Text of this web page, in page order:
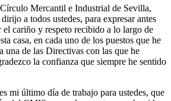
Mercantil e Industrial de Sevilla,
a todos ustedes, para expresar antes
cariño y respeto recibido a lo largo de
casa, en cada uno de los puestos que he
una de las Directivas con las que he
la confianza que siempre he sentido
mi último día de trabajo para ustedes, que